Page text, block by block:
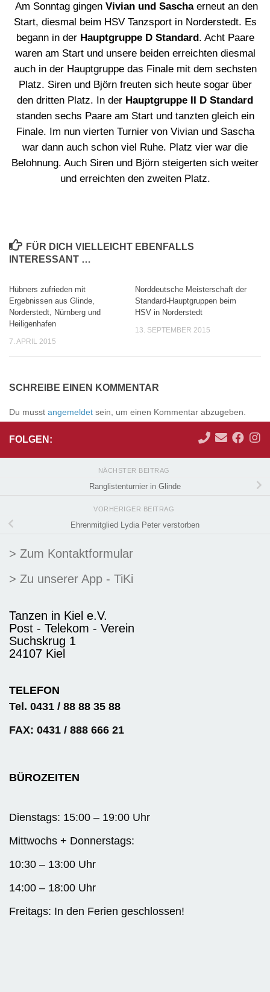
Am Sonntag gingen Vivian und Saschaerneut an den
Start, diesmal beim HSV Tanzsport in Norderstedt. Es
begann in der Hauptgruppe D Standard. Acht Paare
waren am Start und unsere beiden erreichten diesmal
auch in der Hauptgruppe das Finale mit dem sechsten
Platz. Siren und Björn freuten sich heute sogar über
den dritten Platz. In der Hauptgruppe II D Standard
standen sechs Paare am Start und tanzten gleich ein
Finale. Im nun vierten Turnier von Vivian und Sascha
war dann auch schon viel Ruhe. Platz vier war die
Belohnung. Auch Siren und Björn steigerten sich weiter
und erreichten den zweiten Platz.
FÜR DICH VIELLEICHT EBENFALLS
INTERESSANT …
Hübners zufrieden mit
Ergebnissen aus Glinde,
Norderstedt, Nürnberg und
Heiligenhafen
7. APRIL 2015
Norddeutsche Meisterschaft der
Standard-Hauptgruppen beim
HSV in Norderstedt
13. SEPTEMBER 2015
SCHREIBE EINEN KOMMENTAR
Du musst angemeldet sein, um einen Kommentar abzugeben.
FOLGEN:
NÄCHSTER BEITRAG
Ranglistenturnier in Glinde
VORHERIGER BEITRAG
Ehrenmitglied Lydia Peter verstorben
> Zum Kontaktformular
> Zu unserer App - TiKi
Tanzen in Kiel e.V.
Post - Telekom - Verein
Suchskrug 1
24107 Kiel
TELEFON
Tel. 0431 / 88 88 35 88
FAX: 0431 / 888 666 21
BÜROZEITEN
Dienstags: 15:00 – 19:00 Uhr
Mittwochs + Donnerstags:
10:30 – 13:00 Uhr
14:00 – 18:00 Uhr
Freitags: In den Ferien geschlossen!